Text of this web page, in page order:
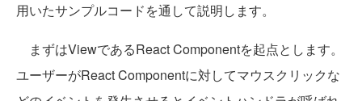
用いたサンプルコードを通して説明します。
まずはViewであるReact Componentを起点とします。
ユーザーがReact Componentに対してマウスクリックな